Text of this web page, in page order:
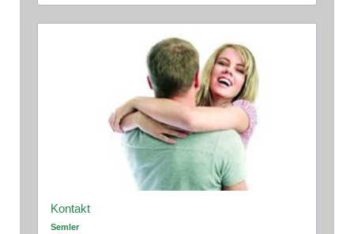
Kontakt
Semler